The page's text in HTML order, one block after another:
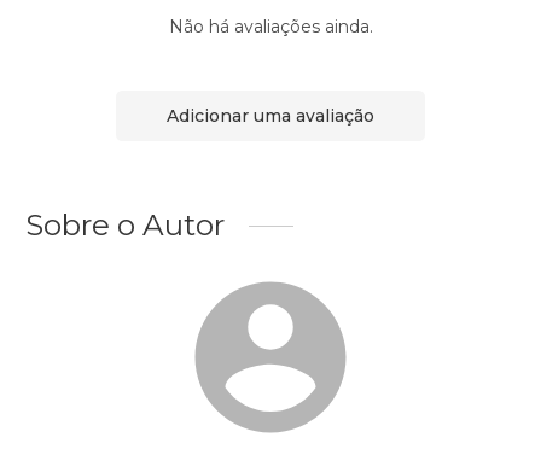
Não há avaliações ainda.
Adicionar uma avaliação
Sobre o Autor